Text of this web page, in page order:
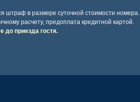
штраф в размере суточной стоимости номера.
расчету, предоплата кредитной картой.
до приезда гостя.